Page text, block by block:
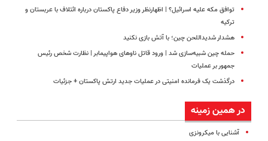
توافق مکه علیه اسرائیل؟ | اظهارنظر وزیر دفاع پاکستان درباره ائتلاف با عربستان و
ترکیه
هشدار شدیداللحن چین؛ با آتش بازی نکنید
حمله چین شبیه‌سازی شد | ورود قاتل ناوهای هواپیمابر | نظارت شخص رئیس
جمهور بر عملیات
درگذشت یک فرمانده امنیتی در عملیات جدید ارتش پاکستان + جزئیات
در همین زمینه
آشنایی با میکرونزی